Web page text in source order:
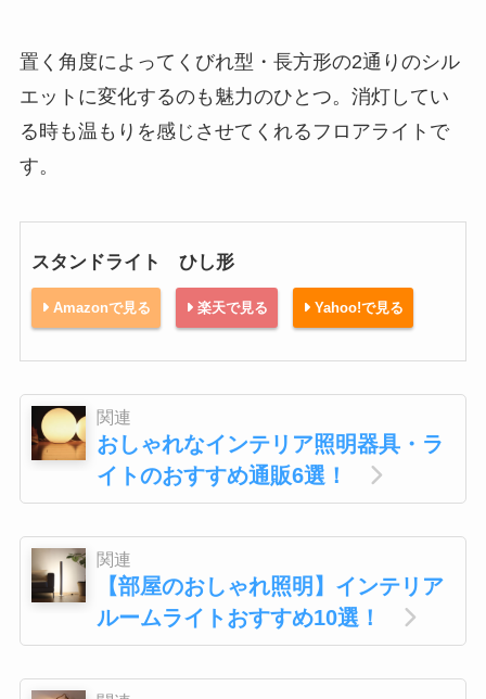
置く角度によってくびれ型・長方形の2通りのシル
エットに変化するのも魅力のひとつ。消灯してい
る時も温もりを感じさせてくれるフロアライトで
す。
スタンドライト ひし形
Amazonで見る 楽天で見る Yahoo!で見る
関連
おしゃれなインテリア照明器具・ラ
イトのおすすめ通販6選！
関連
【部屋のおしゃれ照明】インテリア
ルームライトおすすめ10選！